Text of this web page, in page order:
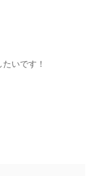
したいです！